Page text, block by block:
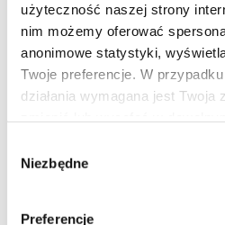
użyteczność naszej strony
nim możemy oferować
anonimowe statystyki,
Twoje preferencje. W
działania wymagana jest Twoja
otworzyć w dowolnym
. Poszczególne
zgody
Niezbędne
Preferencje